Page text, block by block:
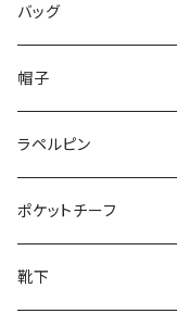
50/XL～
48/L
50/XL～
46/M
48/L
50/XL～
～25.5cm
26cm～
27cm～
28cm～
バッグ
帽子
ラペルピン
ポケットチーフ
靴下